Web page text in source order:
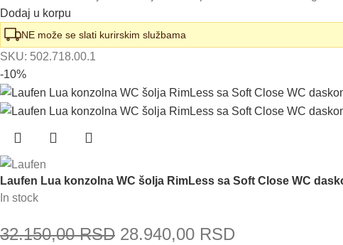
bila:
Dodaj u korpu
NE može se slati kurirskim službama
SKU: 502.718.00.1
-10%
Laufen Lua konzolna WC šolja RimLess sa Soft Close WC
In stock
32.150,00RSD Originalna
28.940,00 RSD